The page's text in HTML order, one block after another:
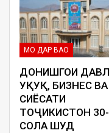
МО ДАР ВАО
ДОНИШГОҲИ
ҲУҚУҚ, БИЗНЕС ВА
СИЁСАТИ
ТОҶИКИСТОН 30-
СОЛА ШУД